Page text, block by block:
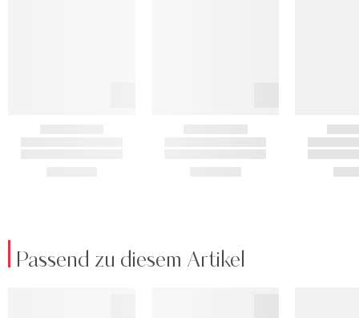
Passend zu diesem Artikel